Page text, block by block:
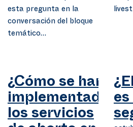
esta pregunta en la
conversación del bloque
temático…
¿Cómo se han
implementado
los servicios
es